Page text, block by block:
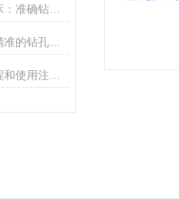
匠心独运，Z3032摇臂钻床：准确钻孔的艺术工匠
Z3080摇臂钻床：高效、精准的钻孔仪器